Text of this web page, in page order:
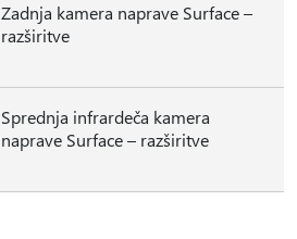
Zadnja kamera naprave Surface –
razširitve
Sprednja infrardeča kamera
naprave Surface – razširitve